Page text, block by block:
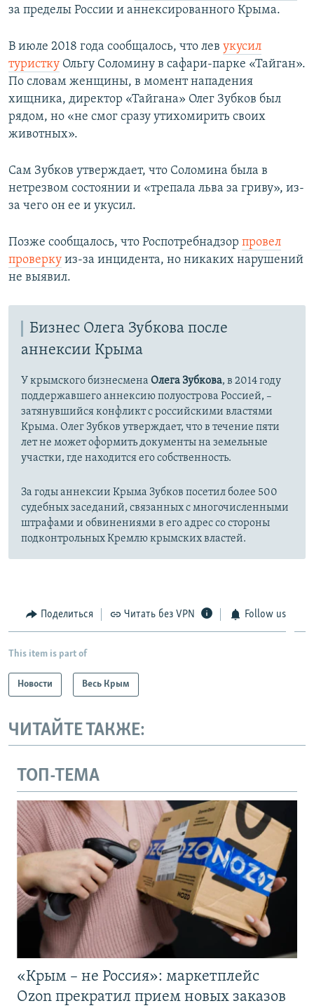
за пределы России и аннексированного Крыма.
В июле 2018 года сообщалось, что лев укусил
туристку Ольгу Соломину в сафари-парке «Тайган».
По словам женщины, в момент нападения
хищника, директор «Тайгана» Олег Зубков был
рядом, но «не смог сразу утихомирить своих
животных».
Сам Зубков утверждает, что Соломина была в
нетрезвом состоянии и «трепала льва за гриву», из-
за чего он ее и укусил.
Позже сообщалось, что Роспотребнадзор провел
проверку из-за инцидента, но никаких нарушений
не выявил. ​
Бизнес Олега Зубкова после
аннексии Крыма
У крымского бизнесмена Олега Зубкова, в 2014 году
поддержавшего аннексию полуострова Россией, –
затянувшийся конфликт с российскими властями
Крыма. Олег Зубков утверждает, что в течение пяти
лет не может оформить документы на земельные
участки, где находится его собственность.
За годы аннексии Крыма Зубков посетил более 500
судебных заседаний, связанных с многочисленными
штрафами и обвинениями в его адрес со стороны
подконтрольных Кремлю крымских властей.
Поделиться Читать без VPN Follow us
This item is part of
Новости Весь Крым
ЧИТАЙТЕ ТАКЖЕ:
ТОП-ТЕМА
«Крым – не Россия»: маркетплейс
Ozon прекратил прием новых заказов